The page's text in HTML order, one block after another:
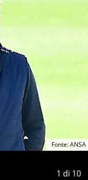
1 di 10
Fonte: ANSA